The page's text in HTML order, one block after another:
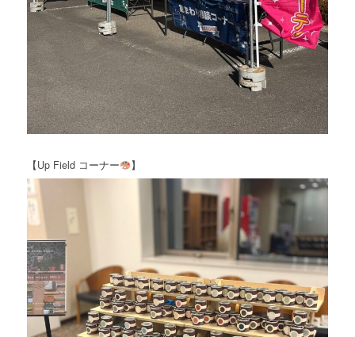
【Up Field コーナー 】